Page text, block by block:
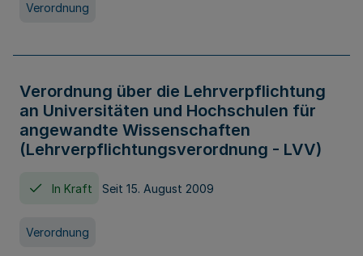
Verordnung
Verordnung über die Lehrverpflichtung
an Universitäten und Hochschulen für
angewandte Wissenschaften
(Lehrverpflichtungsverordnung - LVV)
In Kraft Seit 15. August 2009
Verordnung